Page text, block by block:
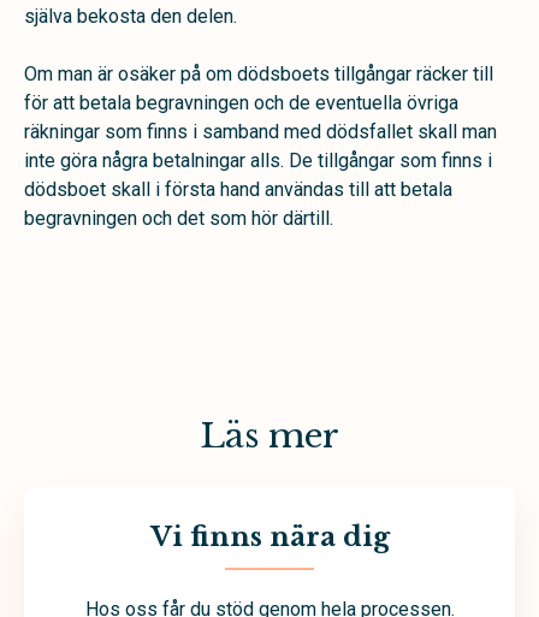
själva bekosta den delen.
Om man är osäker på om dödsboets tillgångar räcker till
för att betala begravningen och de eventuella övriga
räkningar som finns i samband med dödsfallet skall man
inte göra några betalningar alls. De tillgångar som finns i
dödsboet skall i första hand användas till att betala
begravningen och det som hör därtill.
Läs mer
Vi finns nära dig
Hos oss får du stöd genom hela processen.